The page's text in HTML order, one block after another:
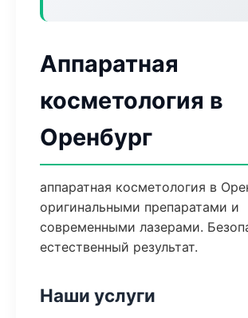
Аппаратная
косметология в
Оренбург
аппаратная косметология в
оригинальными препаратами и
современными лазерами.
естественный результат.
Наши услуги